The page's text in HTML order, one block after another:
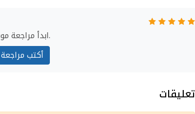
ابدأ مراجعة موبايلي.
أكتب مراجعة
تعليقات